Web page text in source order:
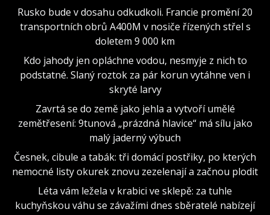
Rusko bude v dosahu odkudkoli. Francie promění 20
transportních obrů A400M v nosiče řízených střel s
doletem 9 000 km
Kdo jahody jen opláchne vodou, nesmyje z nich to
podstatné. Slaný roztok za pár korun vytáhne ven i
skryté larvy
Zavrtá se do země jako jehla a vytvoří umělé
zemětřesení: 9tunová „prázdná hlavice“ má sílu jako
malý jaderný výbuch
Česnek, cibule a tabák: tři domácí postřiky, po kterých
nemocné listy okurek znovu zezelenají a začnou plodit
Léta vám ležela v krabici ve sklepě: za tuhle
kuchyňskou váhu se závažími dnes sběratelé nabízejí